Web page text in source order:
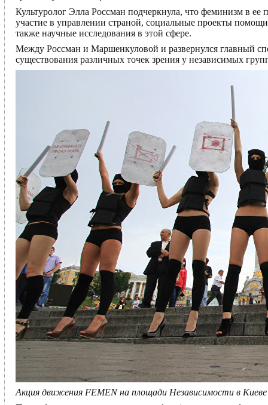
Культуролог Элла Россман подчеркнула, что феминизм в
участие в управлении страной, социальные проекты
также научные исследования в этой сфере.
Между Россман и Маршенкуловой и развернулся главный
существования различных точек зрения у независимых
Акция движения FEMEN на площади Независимости в Киеве